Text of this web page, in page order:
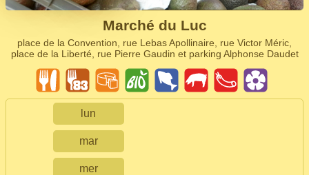
Marché du Luc
place de la Convention, rue Lebas Apollinaire, rue Victor Méric,
place de la Liberté, rue Pierre Gaudin et parking Alphonse Daudet
lun
mar
mer